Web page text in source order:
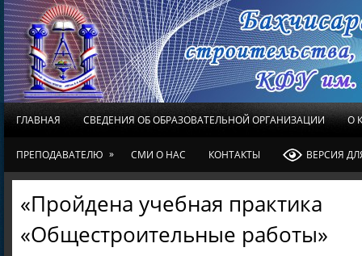
ГЛАВНАЯ СВЕДЕНИЯ ОБ ОБРАЗОВАТЕЛЬНОЙ ОРГАНИЗАЦИИ О
ПРЕПОДАВАТЕЛЮ » СМИ О НАС КОНТАКТЫ ВЕРСИЯ
«Пройдена учебная практика
«Общестроительные работы»